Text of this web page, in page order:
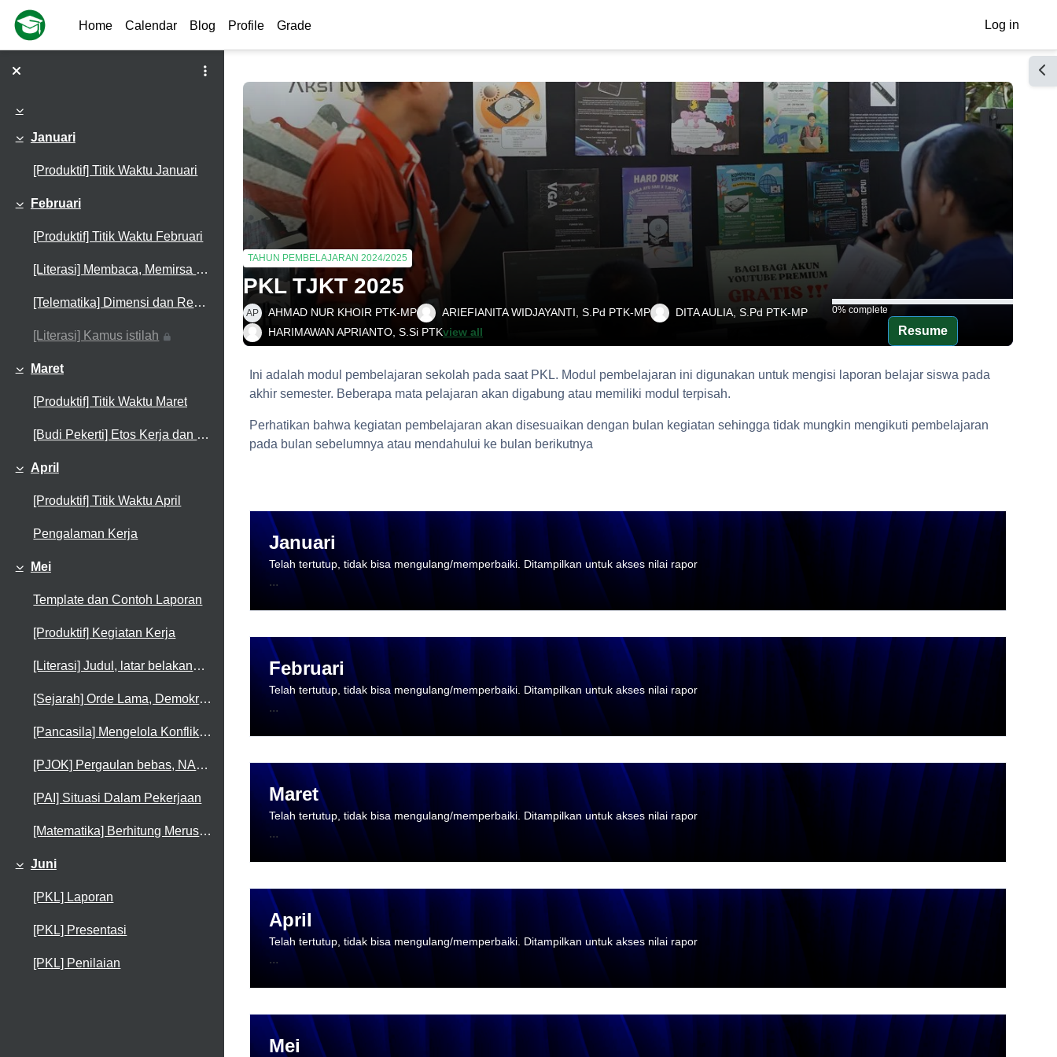
Skip to main content
Home
Calendar Blog Profile Grade Log in
Collapse
Collapse
Januari
[Produktif] Titik Waktu Januari
Collapse
Februari
[Produktif] Titik Waktu Februari
[Literasi] Membaca, Memirsa dan Menyimak
[Telematika] Dimensi dan Resolusi Logo
[Literasi] Kamus istilah
Collapse
Maret
[Produktif] Titik Waktu Maret
[Budi Pekerti] Etos Kerja dan Tanggung Jawab
Collapse
April
[Produktif] Titik Waktu April
Pengalaman Kerja
Collapse
Mei
Template dan Contoh Laporan
[Produktif] Kegiatan Kerja
[Literasi] Judul, latar belakang dan tujuan
[Sejarah] Orde Lama, Demokrasi Terpimpin dan Supersemar
[Pancasila] Mengelola Konflik dan Perbedaan
[PJOK] Pergaulan bebas, NAPZA dan HIV/AIDS
[PAI] Situasi Dalam Pekerjaan
[Matematika] Berhitung Merusak Mentalku
Collapse
Juni
[PKL] Laporan
[PKL] Presentasi
[PKL] Penilaian
TAHUN PEMBELAJARAN 2024/2025
PKL TJKT 2025
AP AHMAD NUR KHOIR PTK-MP ARIEFIANITA WIDJAYANTI, S.Pd PTK-MP
DITA AULIA, S.Pd PTK-MP
HARIMAWAN APRIANTO, S.Si PTKview all
0% complete
0% complete
Resume
Ini adalah modul pembelajaran sekolah pada saat PKL. Modul pembelajaran ini digunakan untuk mengisi laporan belajar siswa pada
akhir semester. Beberapa mata pelajaran akan digabung atau memiliki modul terpisah.
Perhatikan bahwa kegiatan pembelajaran akan disesuaikan dengan bulan kegiatan sehingga tidak mungkin mengikuti pembelajaran
pada bulan sebelumnya atau mendahului ke bulan berikutnya
Januari
Telah tertutup, tidak bisa mengulang/memperbaiki. Ditampilkan untuk akses nilai rapor
...
Februari
Telah tertutup, tidak bisa mengulang/memperbaiki. Ditampilkan untuk akses nilai rapor
...
Maret
Telah tertutup, tidak bisa mengulang/memperbaiki. Ditampilkan untuk akses nilai rapor
...
April
Telah tertutup, tidak bisa mengulang/memperbaiki. Ditampilkan untuk akses nilai rapor
...
Mei